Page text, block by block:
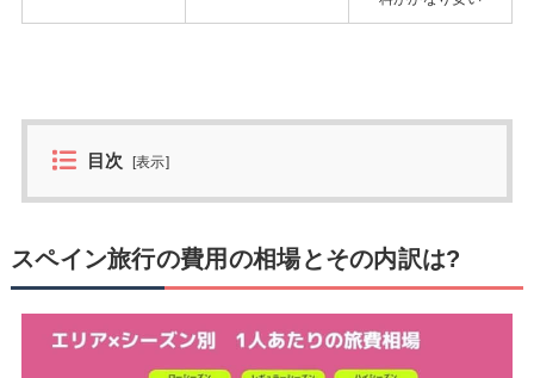
目次 [表示]
スペイン旅行の費用の相場とその内訳は?